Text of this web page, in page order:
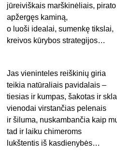
jūreiviškais marškinėliais,
apžergęs kaminą,
o luoši idealai, sumenkę tikslai,
kreivos kūrybos strategijos…
Jas vieninteles reiškinių giria
teikia natūraliais pavidalais –
tiesias ir kumpas, šakotas ir
vienodai virstančias pelenais
ir šiluma, nuskambančia kaip
tad ir laiku chimeroms
lukštentis iš kasdienybės…